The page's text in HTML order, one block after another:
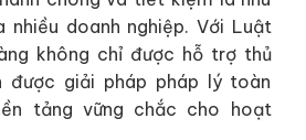
doanh nghiệp. Với Luật
không chỉ được hỗ trợ thủ
được giải pháp pháp lý toàn
tảng vững chắc cho hoạt